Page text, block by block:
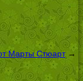
Марты Стюарт→